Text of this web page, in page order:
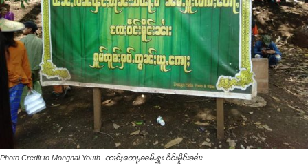
Photo Credit to Mongnai Youth- ၸၢၵ်ႈတေႃႇၼမ်ႉႁူး ဝဵင်းမိူင်းၼၢႆး